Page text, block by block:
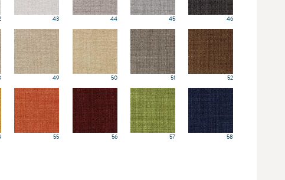
43 44 45 46
49 50 51 52
55 56 57 58